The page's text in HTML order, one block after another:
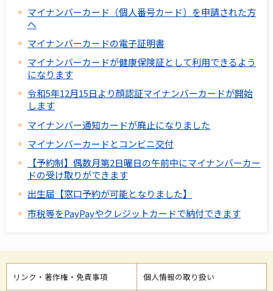
マイナンバーカード（個人番号カード）を申請された方
へ
マイナンバーカードの電子証明書
マイナンバーカードが健康保険証として利用できるよう
になります
令和5年12月15日より顔認証マイナンバーカードが開始
します
マイナンバー通知カードが廃止になりました
マイナンバーカードとコンビニ交付
【予約制】偶数月第2日曜日の午前中にマイナンバーカー
ドの受け取りができます
出生届【窓口予約が可能となりました】
市税等をPayPayやクレジットカードで納付できます
リンク・著作権・免責事項 個人情報の取り扱い